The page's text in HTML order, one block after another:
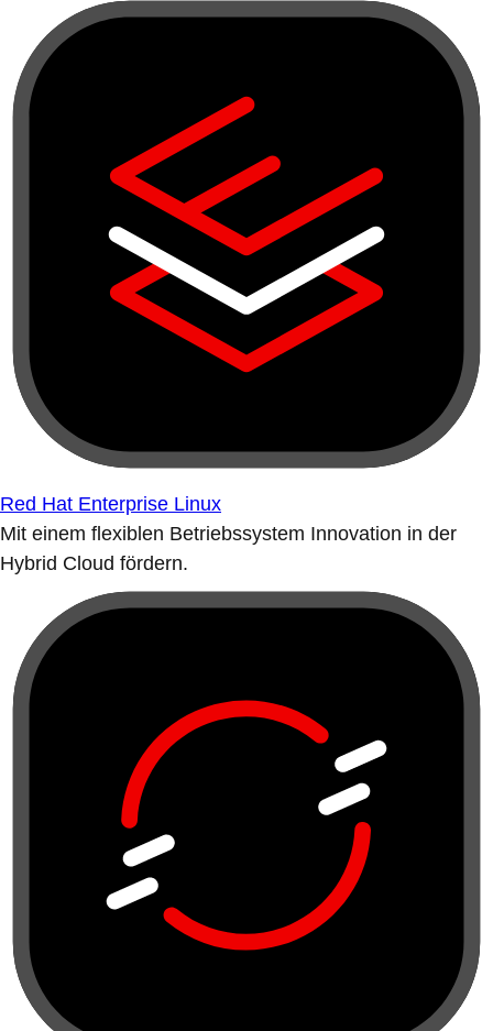
Red Hat Enterprise Linux
Mit einem flexiblen Betriebssystem Innovation in der
Hybrid Cloud fördern.